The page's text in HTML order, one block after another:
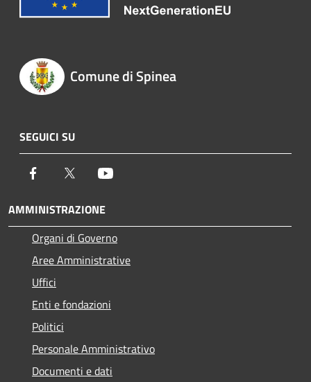
Comune di Spinea
SEGUICI SU
Facebook Twitter
AMMINISTRAZIONE
Organi di Governo
Aree Amministrative
Uffici
Enti e fondazioni
Politici
Personale Amministrativo
Documenti e dati